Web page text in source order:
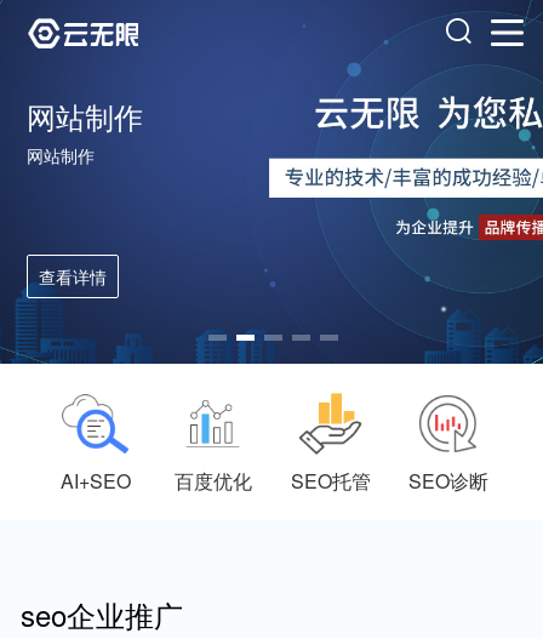
网站制作
网站制作
查看详情
AI+SEO 百度优化 SEO托管 SEO诊断
seo企业推广